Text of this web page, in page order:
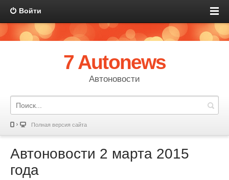
Войти
7 Autonews
Автоновости
Полная версия сайта
Автоновости 2 марта 2015
года